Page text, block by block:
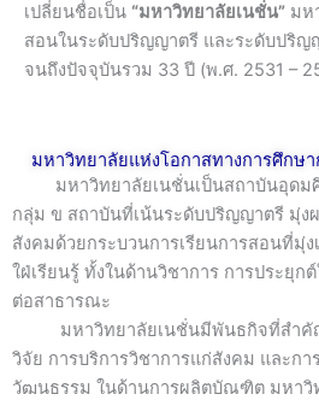
เปลี่ยนชื่อเป็น “มหาวิทยาลัยเนชั่น” มห
สอนในระดับปริญญาตรี และระดับปริญ
จนถึงปัจจุบันรวม 33 ปี (พ.ศ. 2531 –
มหาวิทยาลัยแห่งโอกาสทางการศึก
มหาวิทยาลัยเนชั่นเป็นสถาบันอุดมศึ
กลุ่ม ข สถาบันที่เน้นระดับปริญญาตรี มุ่
สังคมด้วยกระบวนการเรียนการสอนที่มุ่
ใฝ่เรียนรู้ ทั้งในด้านวิชาการ การประยุ
ต่อสาธารณะ
มหาวิทยาลัยเนชั่นมีพันธกิจที่สำคั
วิจัย การบริการวิชาการแก่สังคม และกา
วัฒนธรรม ในด้านการผลิตบัณฑิต มหาวิ